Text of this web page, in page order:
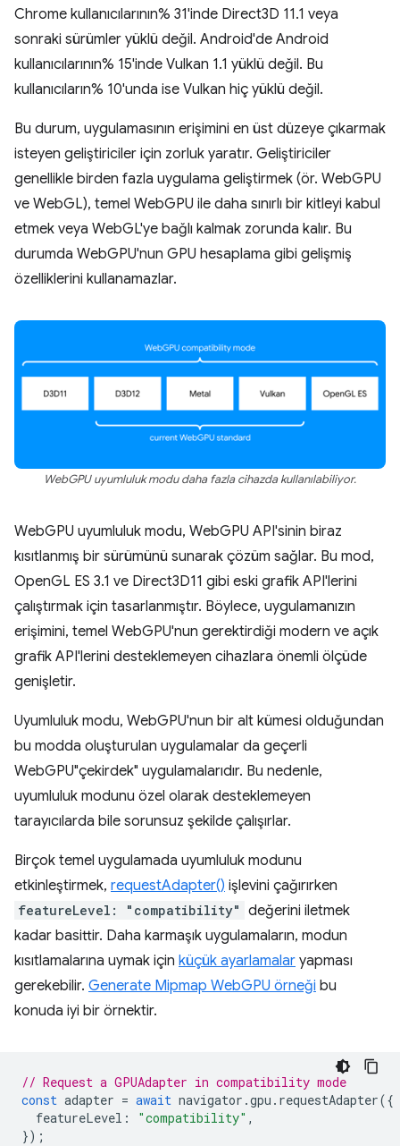
Chrome kullanıcılarının% 31'inde Direct3D 11.1 veya
sonraki sürümler yüklü değil. Android'de Android
kullanıcılarının% 15'inde Vulkan 1.1 yüklü değil. Bu
kullanıcıların% 10'unda ise Vulkan hiç yüklü değil.
Bu durum, uygulamasının erişimini en üst düzeye çıkarmak
isteyen geliştiriciler için zorluk yaratır. Geliştiriciler
genellikle birden fazla uygulama geliştirmek (ör. WebGPU
ve WebGL), temel WebGPU ile daha sınırlı bir kitleyi kabul
etmek veya WebGL'ye bağlı kalmak zorunda kalır. Bu
durumda WebGPU'nun GPU hesaplama gibi gelişmiş
özelliklerini kullanamazlar.
WebGPU uyumluluk modu daha fazla cihazda kullanılabiliyor.
WebGPU uyumluluk modu, WebGPU API'sinin biraz
kısıtlanmış bir sürümünü sunarak çözüm sağlar. Bu mod,
OpenGL ES 3.1 ve Direct3D11 gibi eski grafik API'lerini
çalıştırmak için tasarlanmıştır. Böylece, uygulamanızın
erişimini, temel WebGPU'nun gerektirdiği modern ve açık
grafik API'lerini desteklemeyen cihazlara önemli ölçüde
genişletir.
Uyumluluk modu, WebGPU'nun bir alt kümesi olduğundan
bu modda oluşturulan uygulamalar da geçerli
WebGPU"çekirdek" uygulamalarıdır. Bu nedenle,
uyumluluk modunu özel olarak desteklemeyen
tarayıcılarda bile sorunsuz şekilde çalışırlar.
Birçok temel uygulamada uyumluluk modunu
etkinleştirmek, requestAdapter() işlevini çağırırken
featureLevel: "compatibility" değerini iletmek
kadar basittir. Daha karmaşık uygulamaların, modun
kısıtlamalarına uymak için küçük ayarlamalar yapması
gerekebilir. Generate Mipmap WebGPU örneği bu
konuda iyi bir örnektir.
// Request a GPUAdapter in compatibility mode
const adapter = await navigator .gpu . requestAdapter({
featureLevel : "compatibility" ,
});